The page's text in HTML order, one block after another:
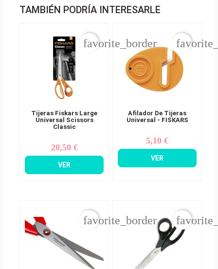
TAMBIÉN PODRÍA INTERESARLE
Tijeras Fiskars Large
Universal Scissors
Classic
Precio
20,50 €
VER
favorite_border
Afilador De Tijeras
Universal - FISKARS
Precio
5,10 €
VER
favorite_border